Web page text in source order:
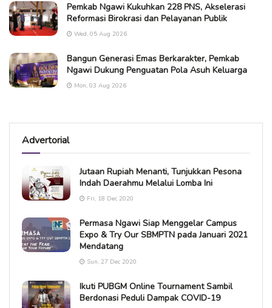
Pemkab Ngawi Kukuhkan 228 PNS, Akselerasi
Reformasi Birokrasi dan Pelayanan Publik
Wed, 05 Aug 2026
Bangun Generasi Emas Berkarakter, Pemkab
Ngawi Dukung Penguatan Pola Asuh Keluarga
Mon, 03 Aug 2026
Advertorial
Jutaan Rupiah Menanti, Tunjukkan Pesona
Indah Daerahmu Melalui Lomba Ini
Fri, 18 Dec 2020
Permasa Ngawi Siap Menggelar Campus
Expo & Try Our SBMPTN pada Januari 2021
Mendatang
Sun, 27 Dec 2020
Ikuti PUBGM Online Tournament Sambil
Berdonasi Peduli Dampak COVID-19